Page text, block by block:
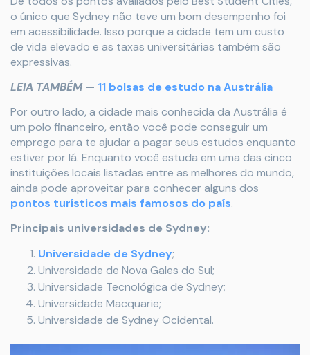
o único que Sydney não teve um bom desempenho foi
em acessibilidade. Isso porque a cidade tem um custo
de vida elevado e as taxas universitárias também são
expressivas.
LEIA TAMBÉM— 11 bolsas de estudo na Austrália
Por outro lado, a cidade mais conhecida da Austrália é
um polo financeiro, então você pode conseguir um
emprego para te ajudar a pagar seus estudos enquanto
estiver por lá. Enquanto você estuda em uma das cinco
instituições locais listadas entre as melhores do mundo,
ainda pode aproveitar para conhecer alguns dos
pontos turísticos mais famosos do país.
Principais universidades de Sydney:
Universidade de Sydney;
Universidade de Nova Gales do Sul;
Universidade Tecnológica de Sydney;
Universidade Macquarie;
Universidade de Sydney Ocidental.